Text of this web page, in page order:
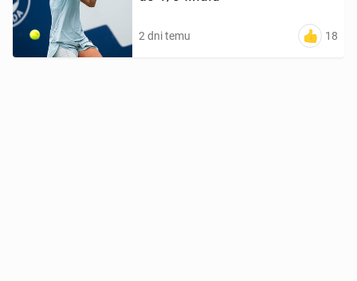
2 dni temu 18